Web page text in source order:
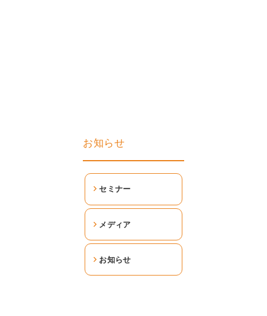
お知らせ
セミナー
メディア
お知らせ